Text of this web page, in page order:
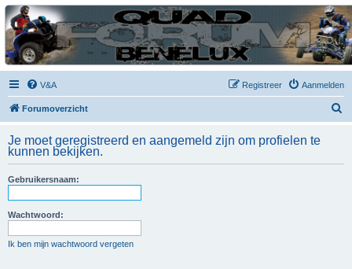
| QFB |
Hét quadforum van de Benelux
V&A Aanmelden
Registreer
Forumoverzicht
k
Je moet geregistreerd en aangemeld zijn om profielen te
kunnen bekijken.
Gebruikersnaam:
Wachtwoord:
Ik ben mijn wachtwoord vergeten